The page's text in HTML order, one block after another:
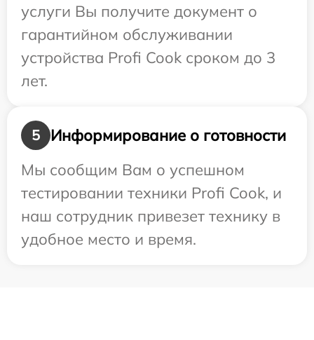
услуги Вы получите документ о
гарантийном обслуживании
устройства Profi Cook сроком до 3
лет.
5
Информирование о готовности
Мы сообщим Вам о успешном
тестировании техники Profi Cook, и
наш сотрудник привезет технику в
удобное место и время.